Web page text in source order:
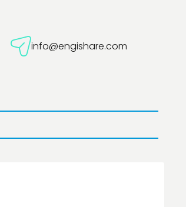
info@engishare.com